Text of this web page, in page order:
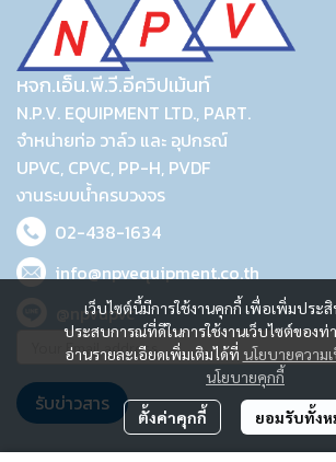
เว็บไซต์นี้มีการใช้งานคุกกี้ เพื่อเพิ่มประ
ประสบการณ์ที่ดีในการใช้งานเว็บไซต์ของท่
อ่านรายละเอียดเพิ่มเติมได้ที่ นโยบายความ
นโยบายคุกกี้
ตั้งค่าคุกกี้ ยอมรับทั้งห
หจก.เอ็น.พี.วี.อีควิปเม้นท์
N.P.V. EQUIPMENT LTD., PART.
จำหน่ายท่อ วาล์ว และ อุปกรณ์
UPVC, CPVC, PP-H, PVDF
งานระบบน้ำครบวงจร
02-438-1634
info@npvequipment.co.th
@npvupvc
รับข่าวสาร